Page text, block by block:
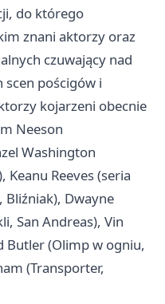
do którego
znani aktorzy oraz
czuwający nad
pościgów i
kojarzeni obecnie
Neeson
Washington
Keanu Reeves (seria
Bliźniak), Dwayne
San Andreas), Vin
Butler (Olimp w ogniu,
(Transporter,